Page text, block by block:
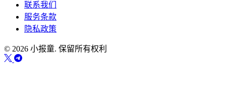
联系我们
服务条款
隐私政策
© 2026 小报童. 保留所有权利